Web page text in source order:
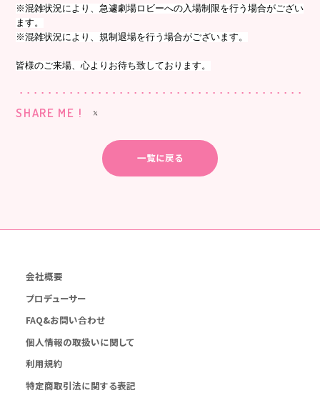
※混雑状況により、急遽劇場ロビーへの入場制限を行う場合がござい
ます。
※混雑状況により、規制退場を行う場合がございます。
皆様のご来場、心よりお待ち致しております。
SHARE ME !
一覧に戻る
会社概要
プロデューサー
FAQ&お問い合わせ
個人情報の取扱いに関して
利用規約
特定商取引法に関する表記